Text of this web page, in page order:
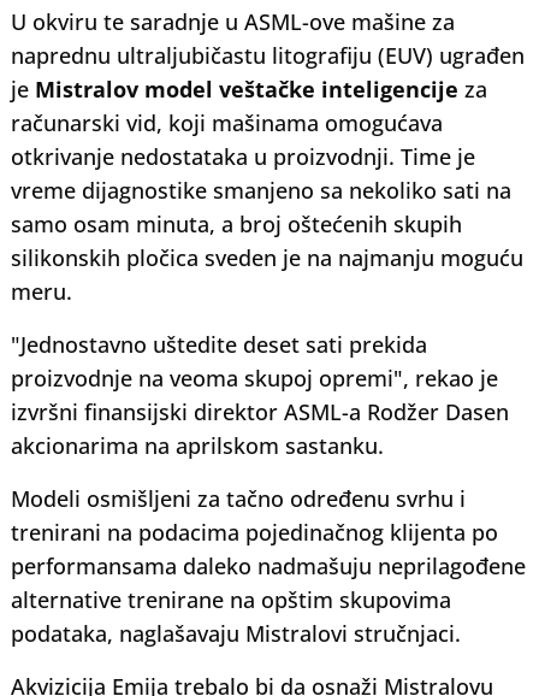
U okviru te saradnje u ASML-ove mašine za
naprednu ultraljubičastu litografiju (EUV) ugrađen
je Mistralov model veštačke inteligencije za
računarski vid, koji mašinama omogućava
otkrivanje nedostataka u proizvodnji. Time je
vreme dijagnostike smanjeno sa nekoliko sati na
samo osam minuta, a broj oštećenih skupih
silikonskih pločica sveden je na najmanju moguću
meru.
"Jednostavno uštedite deset sati prekida
proizvodnje na veoma skupoj opremi", rekao je
izvršni finansijski direktor ASML-a Rodžer Dasen
akcionarima na aprilskom sastanku.
Modeli osmišljeni za tačno određenu svrhu i
trenirani na podacima pojedinačnog klijenta po
performansama daleko nadmašuju neprilagođene
alternative trenirane na opštim skupovima
podataka, naglašavaju Mistralovi stručnjaci.
Akvizicija Emija trebalo bi da osnaži Mistralovu